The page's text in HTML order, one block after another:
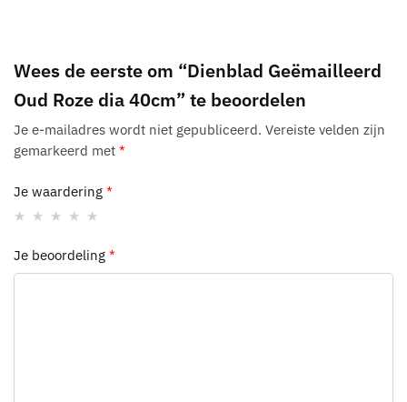
Wees de eerste om “Dienblad Geëmailleerd
Oud Roze dia 40cm” te beoordelen
Je e-mailadres wordt niet gepubliceerd. Vereiste velden zijn
gemarkeerd met *
Je waardering *
Je beoordeling *